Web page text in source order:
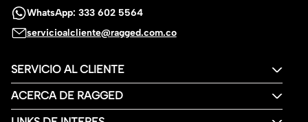
WhatsApp: 333 602 5564
servicioalcliente@ragged.com.co
SERVICIO AL CLIENTE
ACERCA DE RAGGED